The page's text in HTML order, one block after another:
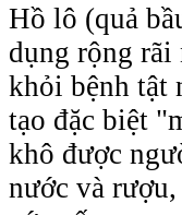
Hồ lô (quả
dụng rộng
khỏi bệnh tật
tạo đặc biệt
khô được
nước và